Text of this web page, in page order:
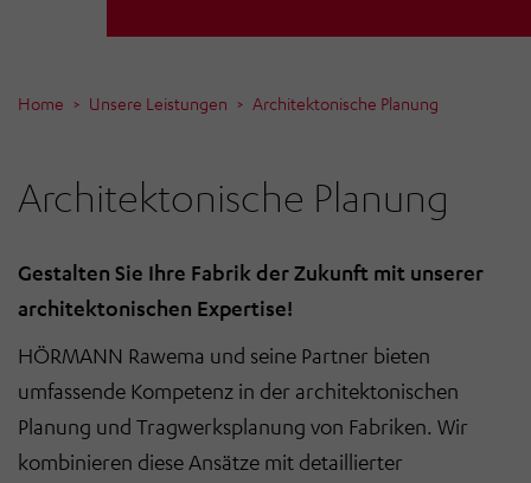
Home Unsere Leistungen Architektonische Planung
Architektonische Planung
Gestalten Sie Ihre Fabrik der Zukunft mit unserer
architektonischen Expertise!
HÖRMANN Rawema und seine Partner bieten
umfassende Kompetenz in der architektonischen
Planung und Tragwerksplanung von Fabriken. Wir
kombinieren diese Ansätze mit detaillierter